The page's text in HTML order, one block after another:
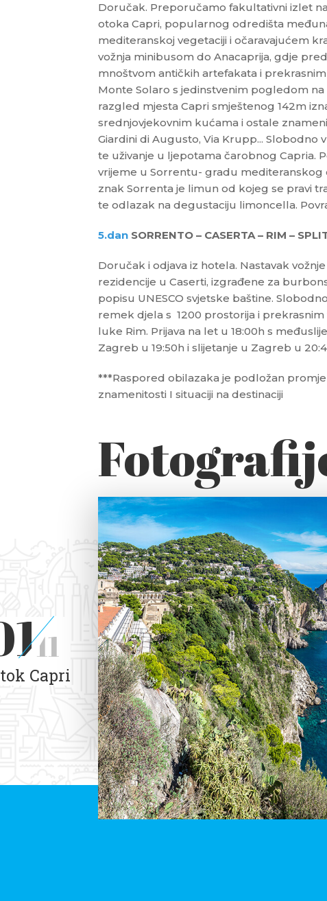
Doručak. Preporučamo fakultativni izlet
otoka Capri, popularnog odredišta
mediteranskoj vegetaciji i očaravajućem
vožnja minibusom do Anacaprija, gdje
mnoštvom antičkih artefakata i
Monte Solaro s jedinstvenim pogledom
razgled mjesta Capri smještenog 142m
srednjovjekovnim kućama i ostale
Giardini di Augusto, Via Krupp...
te uživanje u ljepotama čarobnog Capria.
vrijeme u Sorrentu- gradu mediteranskog
znak Sorrenta je limun od kojeg se pravi
te odlazak na degustaciju limoncella.
5.dan SORRENTO – CASERTA – RIM –
Doručak i odjava iz hotela. Nastavak
rezidencije u Caserti, izgrađene za
popisu UNESCO svjetske baštine.
remek djela s 1200 prostorija i
luke Rim. Prijava na let u 18:00h s
Zagreb u 19:50h i slijetanje u Zagreb u
***Raspored obilazaka je podložan
znamenitosti I situaciji na destinaciji
11
Capri